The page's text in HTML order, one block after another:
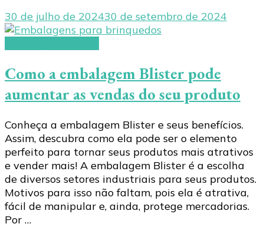
30 de julho de 202430 de setembro de 2024
Como a embalagem Blister pode
aumentar as vendas do seu produto
Conheça a embalagem Blister e seus benefícios.
Assim, descubra como ela pode ser o elemento
perfeito para tornar seus produtos mais atrativos
e vender mais! A embalagem Blister é a escolha
de diversos setores industriais para seus produtos.
Motivos para isso não faltam, pois ela é atrativa,
fácil de manipular e, ainda, protege mercadorias.
Por …